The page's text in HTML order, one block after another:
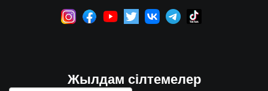
Жылдам сілтемелер